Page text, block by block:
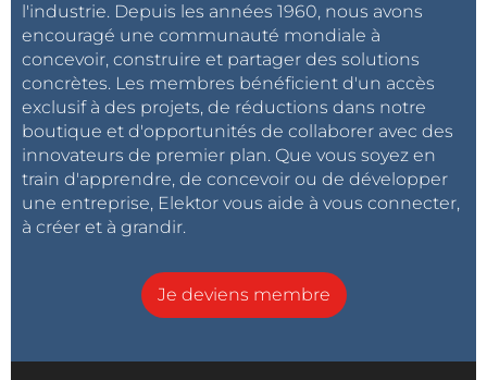
l'industrie. Depuis les années 1960, nous avons
encouragé une communauté mondiale à
concevoir, construire et partager des solutions
concrètes. Les membres bénéficient d'un accès
exclusif à des projets, de réductions dans notre
boutique et d'opportunités de collaborer avec des
innovateurs de premier plan. Que vous soyez en
train d'apprendre, de concevoir ou de développer
une entreprise, Elektor vous aide à vous connecter,
à créer et à grandir.
Je deviens membre